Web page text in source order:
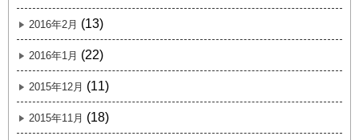
2016年2月 (13)
2016年1月 (22)
2015年12月 (11)
2015年11月 (18)